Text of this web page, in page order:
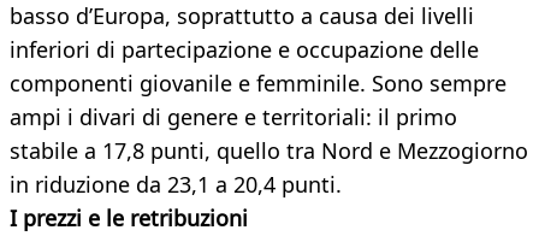
basso d’Europa, soprattutto a causa dei livelli
inferiori di partecipazione e occupazione delle
componenti giovanile e femminile. Sono sempre
ampi i divari di genere e territoriali: il primo
stabile a 17,8 punti, quello tra Nord e Mezzogiorno
in riduzione da 23,1 a 20,4 punti.
I prezzi e le retribuzioni